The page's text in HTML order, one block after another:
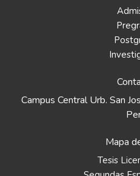
Campus Central Urb. San
Mapa
Tesis